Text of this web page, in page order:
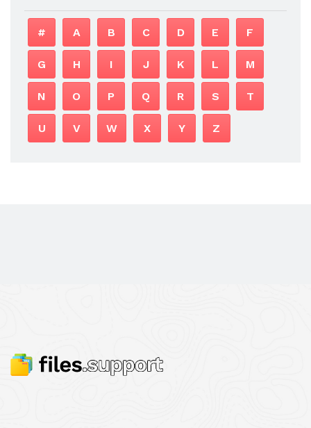
# A B C D E F
G H I J K L M
N O P Q R S T
U V W X Y Z